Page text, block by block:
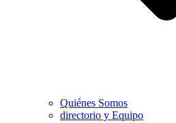
Quiénes Somos
directorio y Equipo